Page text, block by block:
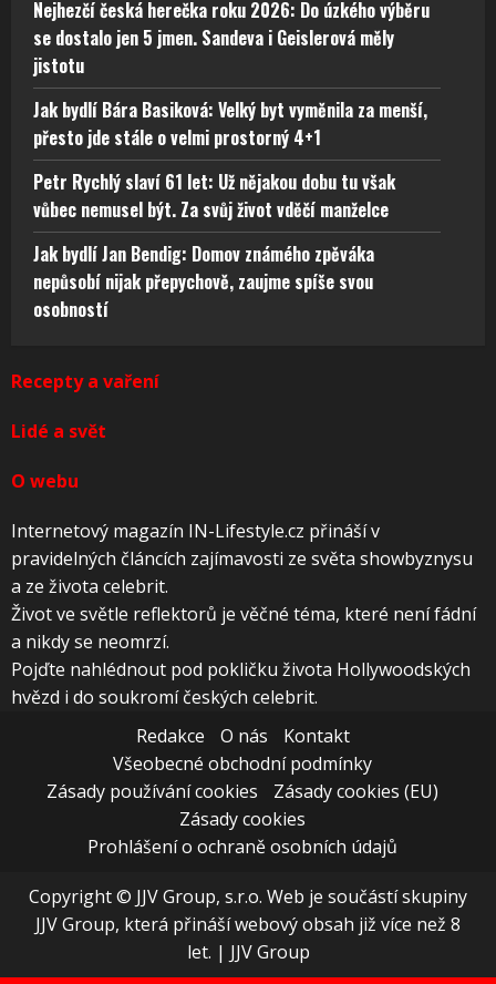
Nejhezčí česká herečka roku 2026: Do úzkého výběru
se dostalo jen 5 jmen. Sandeva i Geislerová měly
jistotu
Jak bydlí Bára Basiková: Velký byt vyměnila za menší,
přesto jde stále o velmi prostorný 4+1
Petr Rychlý slaví 61 let: Už nějakou dobu tu však
vůbec nemusel být. Za svůj život vděčí manželce
Jak bydlí Jan Bendig: Domov známého zpěváka
nepůsobí nijak přepychově, zaujme spíše svou
osobností
Recepty a vaření
Lidé a svět
O webu
Internetový magazín IN-Lifestyle.cz přináší v
pravidelných článcích zajímavosti ze světa showbyznysu
a ze života celebrit.
Život ve světle reflektorů je věčné téma, které není fádní
a nikdy se neomrzí.
Pojďte nahlédnout pod pokličku života Hollywoodských
hvězd i do soukromí českých celebrit.
Redakce
O nás
Kontakt
Všeobecné obchodní podmínky
Zásady používání cookies
Zásady cookies (EU)
Zásady cookies
Prohlášení o ochraně osobních údajů
Copyright © JJV Group, s.r.o. Web je součástí skupiny
JJV Group, která přináší webový obsah již více než 8
let. | JJV Group